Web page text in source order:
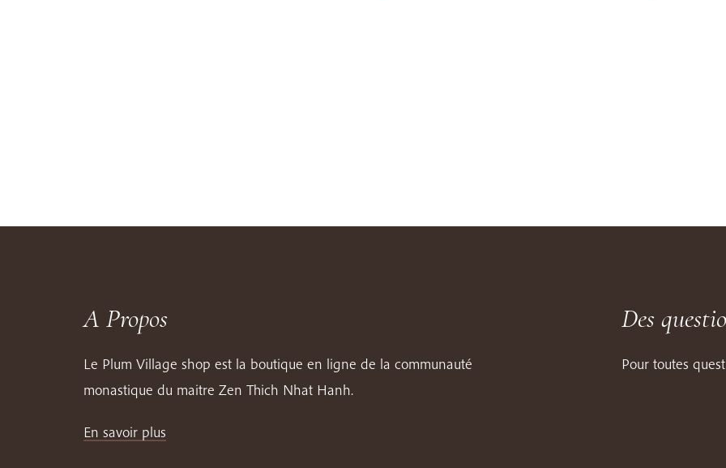
A Propos
Le Plum Village shop est la boutique en ligne de la communauté
monastique du maitre Zen Thich Nhat Hanh.
En savoir plus
Des
Pour toutes